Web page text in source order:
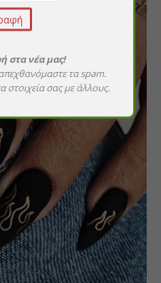
στα νέα μας!
τα spam.
στοιχεία σας με άλλους.